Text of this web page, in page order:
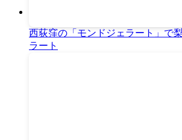
西荻窪の「モンドジェラート」で
ラート